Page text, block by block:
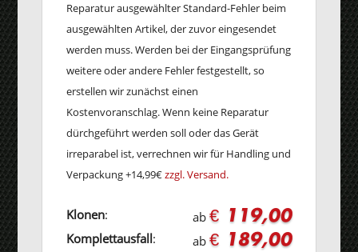
Reparatur ausgewählter Standard-Fehler beim
ausgewählten Artikel, der zuvor eingesendet
werden muss. Werden bei der Eingangsprüfung
weitere oder andere Fehler festgestellt, so
erstellen wir zunächst einen
Kostenvoranschlag. Wenn keine Reparatur
dürchgeführt werden soll oder das Gerät
irreparabel ist, verrechnen wir für Handling und
Verpackung +14,99€zzgl. Versand.
Klonen: ab € 119,00
Komplettausfall: ab € 189,00